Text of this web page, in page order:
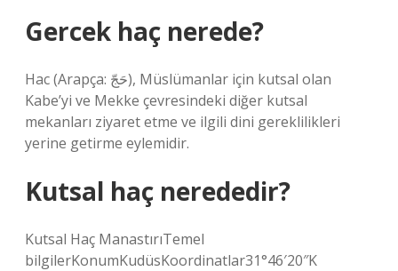
Gercek haç nerede?
Hac (Arapça: حَجّ), Müslümanlar için kutsal olan
Kabe’yi ve Mekke çevresindeki diğer kutsal
mekanları ziyaret etme ve ilgili dini gereklilikleri
yerine getirme eylemidir.
Kutsal haç nerededir?
Kutsal Haç ManastırıTemel
bilgilerKonumKudüsKoordinatlar31°46′20″K